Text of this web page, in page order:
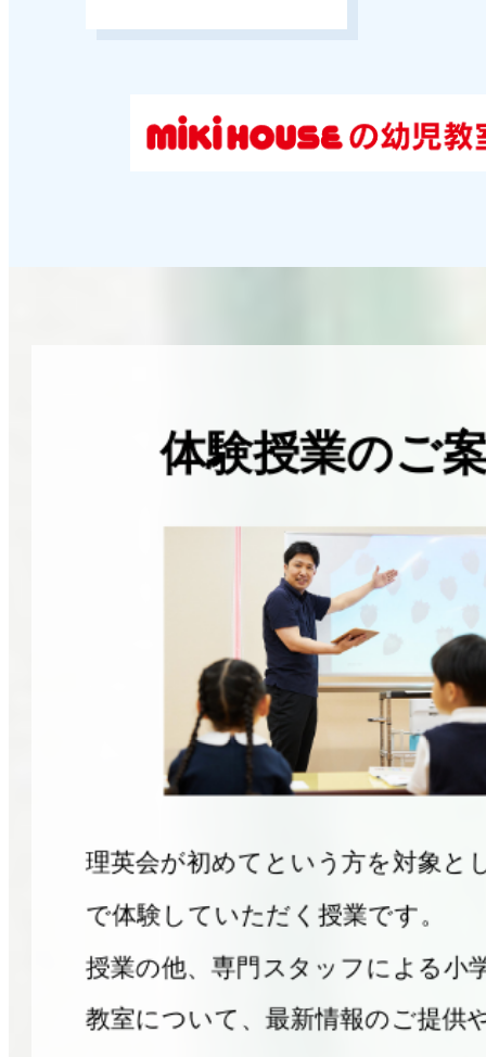
体験授業のご
理英会が初めてという方を対象と
で体験していただく授業です。
授業の他、専門スタッフによる小
教室について、最新情報のご提供